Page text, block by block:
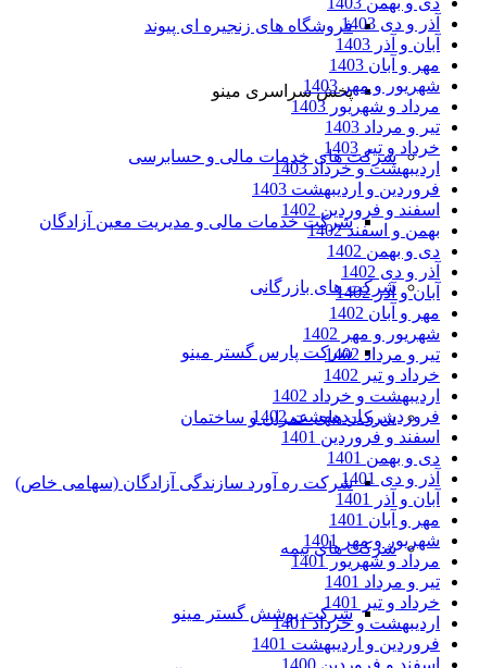
فروشگاه های زنجیره ای پیوند
پخش سراسری مینو
شرکت های خدمات مالی و حسابرسی
شرکت خدمات مالی و مدیریت معین آزادگان
شرکت های بازرگانی
شرکت پارس گستر مینو
شرکت های عمران و ساختمان
شرکت ره آورد سازندگی آزادگان (سهامی خاص)
شرکت های بیمه
شرکت پوشش گستر مینو
آذر و دی 1403
آبان و آذر 1403
مهر و آبان 1403
شهریور و مهر 1403
مرداد و شهریور 1403
تیر و مرداد 1403
خرداد و تیر 1403
اردیبهشت و خرداد 1403
فروردین و اردیبهشت 1403
اسفند و فروردین 1402
بهمن و اسفند 1402
دی و بهمن 1402
آذر و دی 1402
آبان و آذر 1402
مهر و آبان 1402
شهریور و مهر 1402
تیر و مرداد 1402
خرداد و تیر 1402
اردیبهشت و خرداد 1402
فروردین و اردیبهشت 1402
اسفند و فروردین 1401
دی و بهمن 1401
آذر و دی 1401
آبان و آذر 1401
مهر و آبان 1401
شهریور و مهر 1401
مرداد و شهریور 1401
تیر و مرداد 1401
خرداد و تیر 1401
اردیبهشت و خرداد 1401
فروردین و اردیبهشت 1401
اسفند و فروردین 1400